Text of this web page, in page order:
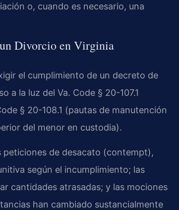
o, cuando es necesario, una
Divorcio en Virginia
el cumplimiento de un decreto de
a la luz del Va. Code § 20-107.1
§ 20-108.1 (pautas de manutención
del menor en custodia).
peticiones de desacato (contempt),
según el incumplimiento; las
cantidades atrasadas; y las mociones
han cambiado sustancialmente